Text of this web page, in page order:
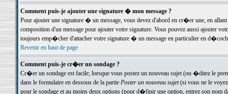
Comment puis-je ajouter une signature � mon message ?
Pour ajouter une signature � un message, vous devez d'abord en cr�er une, en
composition d'un message pour ajouter votre signature. Vous pouvez aussi ajouter
toujours emp�cher d'attacher votre signature � un message en particulier en
Revenir en haut de page
Comment puis-je cr�er un sondage ?
Cr�er un sondage est facile; lorsque vous postez un nouveau sujet (ou �ditez le
dans le formulaire en dessous de la partie Poster un nouveau sujet(si vous ne le voyez
pour le sondage et au moins deux options (pour d�finir une option, entrez son nom